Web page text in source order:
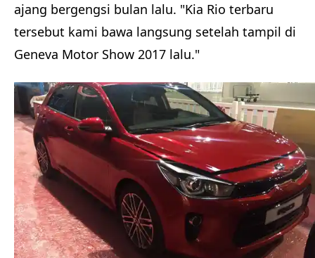
ajang bergengsi bulan lalu. "Kia Rio terbaru
tersebut kami bawa langsung setelah tampil di
Geneva Motor Show 2017 lalu."